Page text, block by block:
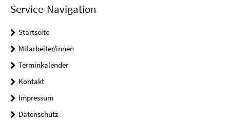
Service-Navigation
Startseite
Mitarbeiter/innen
Terminkalender
Kontakt
Impressum
Datenschutz